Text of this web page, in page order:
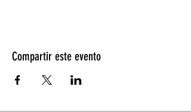
Compartir este evento